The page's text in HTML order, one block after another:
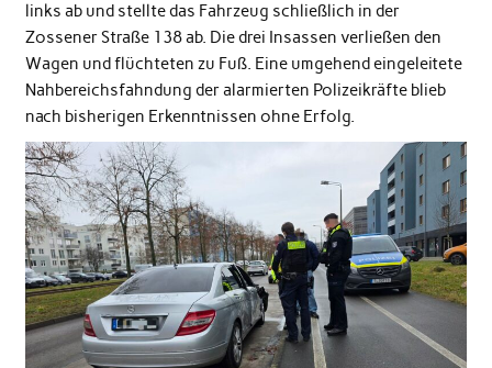
links ab und stellte das Fahrzeug schließlich in der
Zossener Straße 138 ab. Die drei Insassen verließen den
Wagen und flüchteten zu Fuß. Eine umgehend eingeleitete
Nahbereichsfahndung der alarmierten Polizeikräfte blieb
nach bisherigen Erkenntnissen ohne Erfolg.